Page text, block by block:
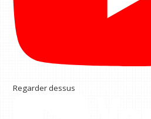
Regarder dessus